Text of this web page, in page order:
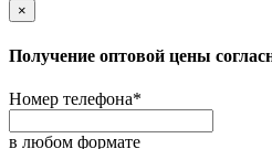
×
Получение оптовой цены
Номер телефона*
в любом формате